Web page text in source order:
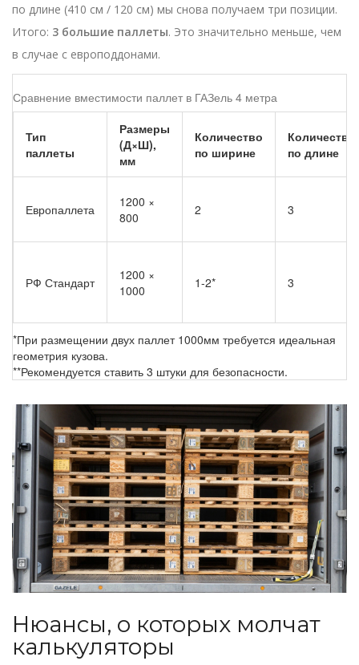
по длине (410 см / 120 см) мы снова получаем три позиции.
Итого: 3 большие паллеты. Это значительно меньше, чем
в случае с европоддонами.
Сравнение вместимости паллет в ГАЗель 4 метра
Тип
паллеты
Размеры
(Д×Ш),
мм
Количество
по ширине
Количество
по длине
Европаллета
1200 ×
800
2 3
РФ Стандарт
1200 ×
1000
1-2* 3
*При размещении двух паллет 1000мм требуется идеальная
геометрия кузова.
**Рекомендуется ставить 3 штуки для безопасности.
Нюансы, о которых молчат
калькуляторы